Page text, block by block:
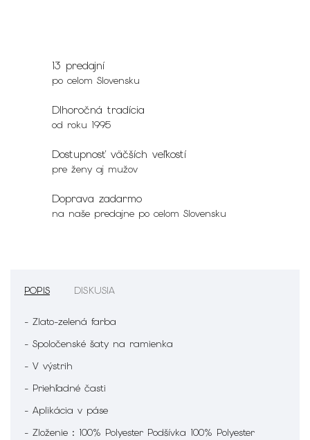
13 predajní
po celom Slovensku
Dlhoročná tradícia
od roku 1995
Dostupnosť väčších veľkostí
pre ženy aj mužov
Doprava zadarmo
na naše predajne po celom Slovensku
POPIS DISKUSIA
- Zlato-zelená farba
- Spoločenské šaty na ramienka
- V výstrih
- Priehľadné časti
- Aplikácia v páse
- Zloženie : 100% Polyester Podšívka 100% Polyester